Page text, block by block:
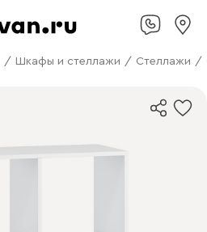
/ Шкафы и стеллажи / Стеллажи /